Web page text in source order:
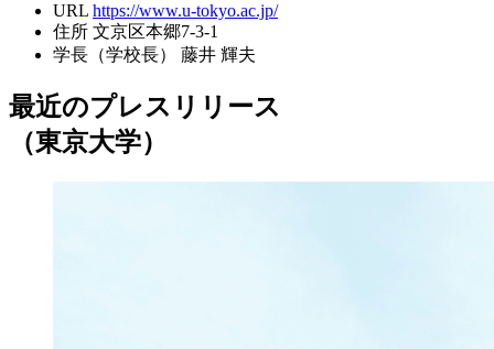
URL https://www.u-tokyo.ac.jp/
住所 文京区本郷7-3-1
学長（学校長）
藤井 輝夫
最近のプレスリリース
（東京大学）